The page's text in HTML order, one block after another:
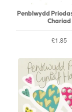
Penblwydd
Chariad
£1.85